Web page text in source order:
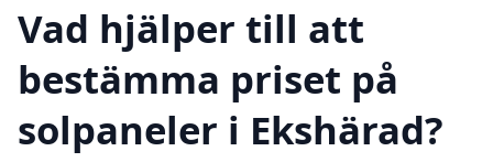
Vad hjälper till att
bestämma priset på
solpaneler i Ekshärad?